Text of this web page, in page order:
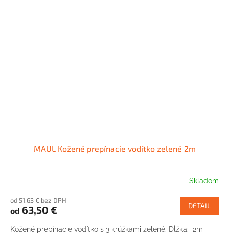
MAUL Kožené prepínacie vodítko zelené 2m
Skladom
od 51,63 € bez DPH
od 63,50 € DETAIL
Kožené prepínacie vodítko s 3 krúžkami zelené. Dĺžka: 2m